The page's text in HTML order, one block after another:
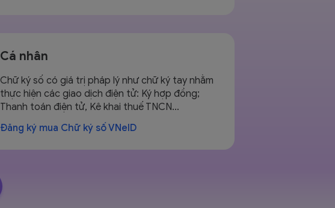
Cá nhân
Chữ ký số có giá trị pháp lý như chữ ký tay nhằm
thực hiện các giao dịch điện tử: Ký hợp đồng;
Thanh toán điện tử, Kê khai thuế TNCN…
Đăng ký mua Chữ ký số VNeID